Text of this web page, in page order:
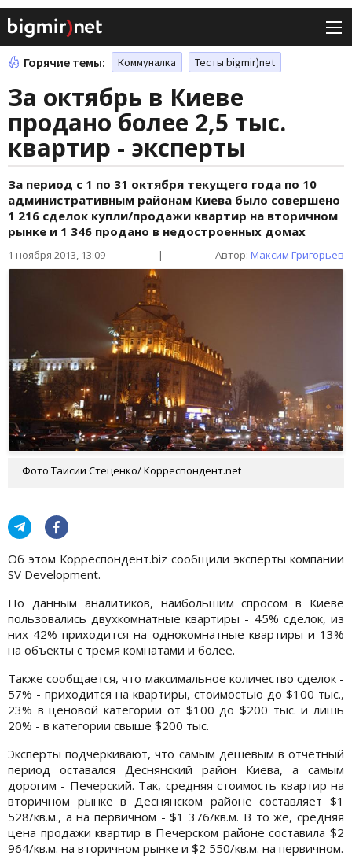
Горячие темы: Коммуналка Тесты bigmir)net
За октябрь в Киеве
продано более 2,5 тыс.
квартир - эксперты
За период с 1 по 31 октября текущего года по 10
административным районам Киева было совершено
1 216 сделок купли/продажи квартир на вторичном
рынке и 1 346 продано в недостроенных домах
1 ноября 2013, 13:09 | Автор: Максим Григорьев
Фото Таисии Стеценко/ Корреспондент.net
Об этом Корреспондент.biz сообщили эксперты компании
SV Development.
По данным аналитиков, наибольшим спросом в Киеве
пользовались двухкомнатные квартиры - 45% сделок, из
них 42% приходится на однокомнатные квартиры и 13%
на объекты с тремя комнатами и более.
Также сообщается, что максимальное количество сделок -
57% - приходится на квартиры, стоимостью до $100 тыс.,
23% в ценовой категории от $100 до $200 тыс. и лишь
20% - в категории свыше $200 тыс.
Эксперты подчеркивают, что самым дешевым в отчетный
период оставался Деснянский район Киева, а самым
дорогим - Печерский. Так, средняя стоимость квартир на
вторичном рынке в Деснянском районе составляет $1
528/кв.м., а на первичном - $1 376/кв.м. В то же, средняя
цена продажи квартир в Печерском районе составила $2
964/кв.м. на вторичном рынке и $2 550/кв.м. на первичном.